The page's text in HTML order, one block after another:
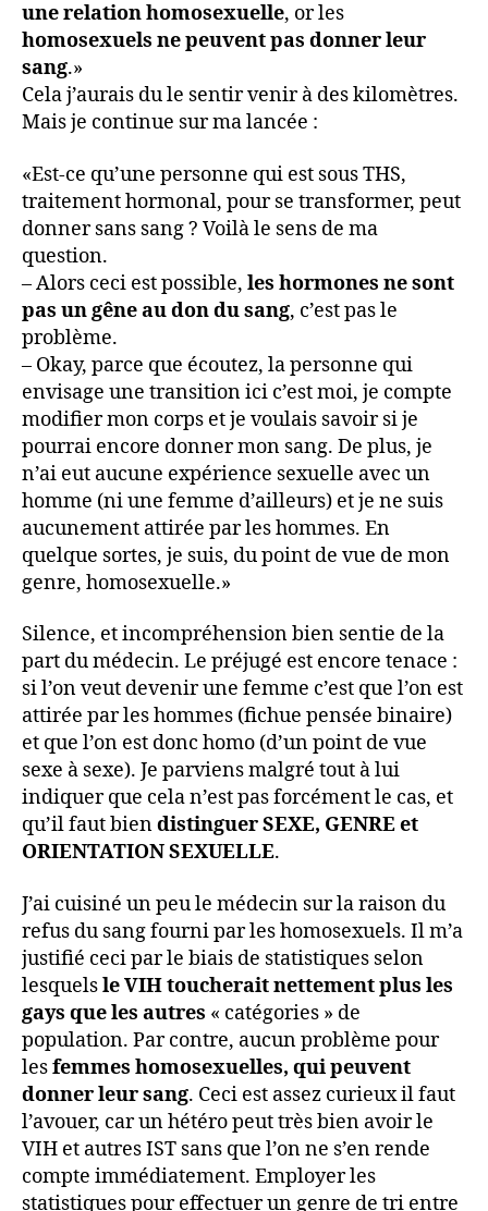
une relation homosexuelle, or les
homosexuels ne peuvent pas donner leur
sang.»
Cela j’aurais du le sentir venir à des kilomètres.
Mais je continue sur ma lancée :
«Est-ce qu’une personne qui est sous THS,
traitement hormonal, pour se transformer, peut
donner sans sang ? Voilà le sens de ma
question.
– Alors ceci est possible, les hormones ne sont
pas un gêne au don du sang, c’est pas le
problème.
– Okay, parce que écoutez, la personne qui
envisage une transition ici c’est moi, je compte
modifier mon corps et je voulais savoir si je
pourrai encore donner mon sang. De plus, je
n’ai eut aucune expérience sexuelle avec un
homme (ni une femme d’ailleurs) et je ne suis
aucunement attirée par les hommes. En
quelque sortes, je suis, du point de vue de mon
genre, homosexuelle.»
Silence, et incompréhension bien sentie de la
part du médecin. Le préjugé est encore tenace :
si l’on veut devenir une femme c’est que l’on est
attirée par les hommes (fichue pensée binaire)
et que l’on est donc homo (d’un point de vue
sexe à sexe). Je parviens malgré tout à lui
indiquer que cela n’est pas forcément le cas, et
qu’il faut biendistinguer SEXE, GENRE et
ORIENTATION SEXUELLE.
J’ai cuisiné un peu le médecin sur la raison du
refus du sang fourni par les homosexuels. Il m’a
justifié ceci par le biais de statistiques selon
lesquelsle VIH toucherait nettement plus les
gays que les autres « catégories » de
population. Par contre, aucun problème pour
lesfemmes homosexuelles, qui peuvent
donner leur sang. Ceci est assez curieux il faut
l’avouer, car un hétéro peut très bien avoir le
VIH et autres IST sans que l’on ne s’en rende
compte immédiatement. Employer les
statistiques pour effectuer un genre de tri entre